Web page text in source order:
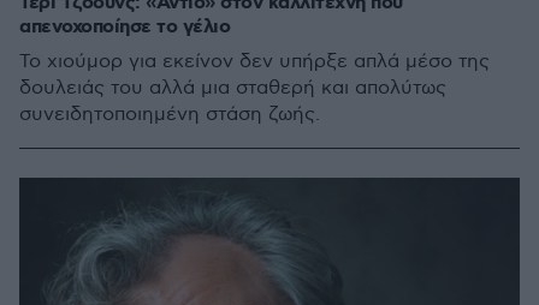
απενοχοποίησε το γέλιο
Το χιούμορ για εκείνον δεν υπήρξε απλά μέσο της
δουλειάς του αλλά μια σταθερή και απολύτως
συνειδητοποιημένη στάση ζωής.